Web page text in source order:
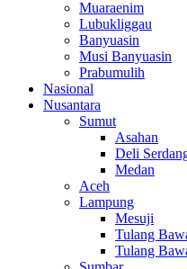
Muaraenim
Lubukliggau
Banyuasin
Musi Banyuasin
Prabumulih
Nasional
Nusantara
Sumut
Asahan
Deli
Medan
Aceh
Lampung
Mesuji
Tulang
Tulang